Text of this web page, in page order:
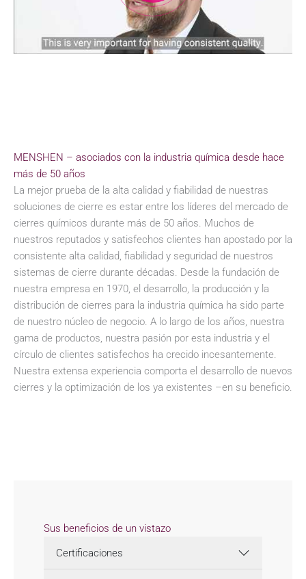
MENSHEN – asociados con la industria química desde hace
más de 50 años
La mejor prueba de la alta calidad y fiabilidad de nuestras
soluciones de cierre es estar entre los líderes del mercado de
cierres químicos durante más de 50 años. Muchos de
nuestros reputados y satisfechos clientes han apostado por la
consistente alta calidad, fiabilidad y seguridad de nuestros
sistemas de cierre durante décadas. Desde la fundación de
nuestra empresa en 1970, el desarrollo, la producción y la
distribución de cierres para la industria química ha sido parte
de nuestro núcleo de negocio. A lo largo de los años, nuestra
gama de productos, nuestra pasión por esta industria y el
círculo de clientes satisfechos ha crecido incesantemente.
Nuestra extensa experiencia comporta el desarrollo de nuevos
cierres y la optimización de los ya existentes –en su beneficio.
Sus beneficios de un vistazo
Certificaciones